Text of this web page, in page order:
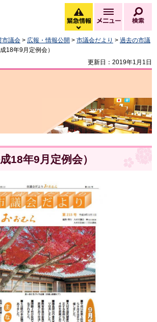
緊急情報
緊急情報を開く
メニュー
市議会 > 広報・情報公開 > 市議会だより > 過去の市議
18年9月定例会）
更新日：2019年1月1日
18年9月定例会）